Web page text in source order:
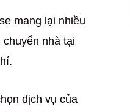
mang lại nhiều
nhà tại
dịch vụ của